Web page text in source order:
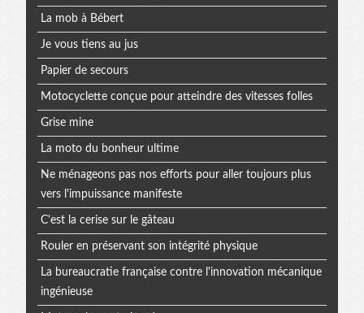
La mob à Bébert
Je vous tiens au jus
Papier de secours
Motocyclette conçue pour atteindre des vitesses folles
Grise mine
La moto du bonheur ultime
Ne ménageons pas nos efforts pour aller toujours plus
vers l'impuissance manifeste
C'est la cerise sur le gâteau
Rouler en préservant son intégrité physique
La bureaucratie française contre l'innovation mécanique
ingénieuse